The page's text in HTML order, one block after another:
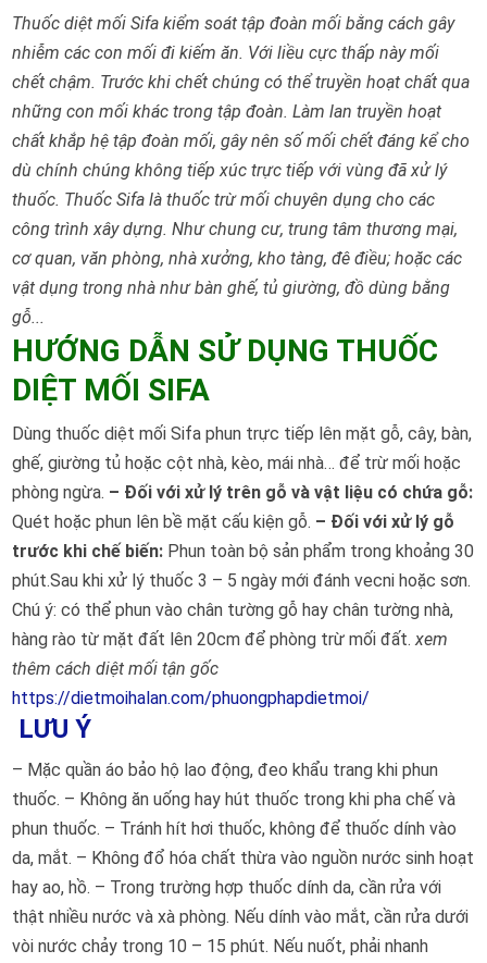
Thuốc diệt mối Sifa kiểm soát tập đoàn mối bằng cách gây
nhiễm các con mối đi kiếm ăn. Với liều cực thấp này mối
chết chậm. Trước khi chết chúng có thể truyền hoạt chất qua
những con mối khác trong tập đoàn. Làm lan truyền hoạt
chất khắp hệ tập đoàn mối, gây nên số mối chết đáng kể cho
dù chính chúng không tiếp xúc trực tiếp với vùng đã xử lý
thuốc. Thuốc Sifa là thuốc trừ mối chuyên dụng cho các
công trình xây dựng. Như chung cư, trung tâm thương mại,
cơ quan, văn phòng, nhà xưởng, kho tàng, đê điều; hoặc các
vật dụng trong nhà như bàn ghế, tủ giường, đồ dùng bằng
gỗ...
HƯỚNG DẪN SỬ DỤNG THUỐC
DIỆT MỐI SIFA
Dùng thuốc diệt mối Sifa phun trực tiếp lên mặt gỗ, cây, bàn,
ghế, giường tủ hoặc cột nhà, kèo, mái nhà… để trừ mối hoặc
phòng ngừa. – Đối với xử lý trên gỗ và vật liệu có chứa gỗ:
Quét hoặc phun lên bề mặt cấu kiện gỗ. – Đối với xử lý gỗ
trước khi chế biến: Phun toàn bộ sản phẩm trong khoảng 30
phút.Sau khi xử lý thuốc 3 – 5 ngày mới đánh vecni hoặc sơn.
Chú ý: có thể phun vào chân tường gỗ hay chân tường nhà,
hàng rào từ mặt đất lên 20cm để phòng trừ mối đất.xem
thêm cách diệt mối tận gốc
https://dietmoihalan.com/phuongphapdietmoi/
LƯU Ý
– Mặc quần áo bảo hộ lao động, đeo khẩu trang khi phun
thuốc. – Không ăn uống hay hút thuốc trong khi pha chế và
phun thuốc. – Tránh hít hơi thuốc, không để thuốc dính vào
da, mắt. – Không đổ hóa chất thừa vào nguồn nước sinh hoạt
hay ao, hồ. – Trong trường hợp thuốc dính da, cần rửa với
thật nhiều nước và xà phòng. Nếu dính vào mắt, cần rửa dưới
vòi nước chảy trong 10 – 15 phút. Nếu nuốt, phải nhanh